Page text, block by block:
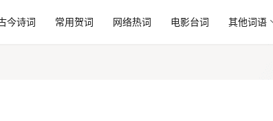
今诗词 常用贺词 网络热词 电影台词 其他词语